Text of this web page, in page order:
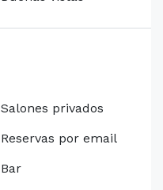
Salones privados
Reservas por email
Bar